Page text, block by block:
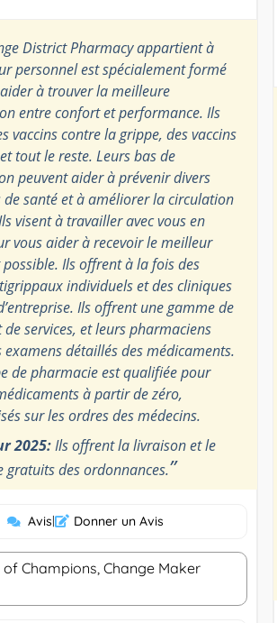
District Pharmacy appartient à
personnel est spécialement formé
à trouver la meilleure
entre confort et performance. Ils
vaccins contre la grippe, des vaccins
tout le reste. Leurs bas de
peuvent aider à prévenir divers
santé et à améliorer la circulation
visent à travailler avec vous en
vous aider à recevoir le meilleur
Ils offrent à la fois des
individuels et des cliniques
Ils offrent une gamme de
services, et leurs pharmaciens
détaillés des médicaments.
de pharmacie est qualifiée pour
à partir de zéro,
sur les ordres des médecins.
2025:Ils offrent la livraison et le
gratuits des ordonnances.”
Avis| Donner un Avis
Champions, Change Maker